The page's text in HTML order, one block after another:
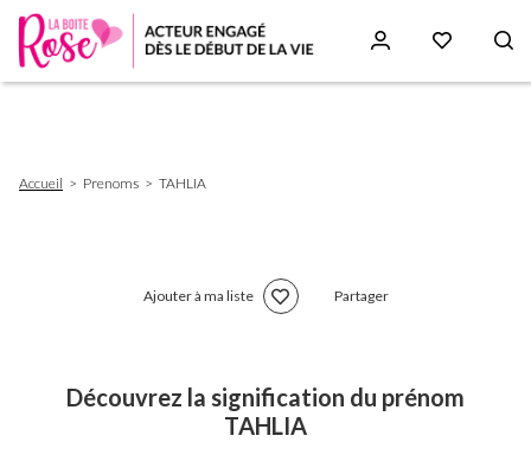
d'Ariane
Accueil Prenoms TAHLIA
Ajouter à ma liste Partager
Découvrez la signification du prénom
TAHLIA